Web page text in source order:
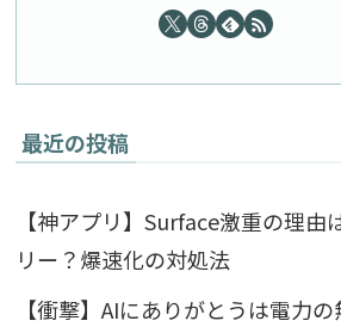
最近の投稿
【神アプリ】Surface激重の理由
リー？爆速化の対処法
【衝撃】AIにありがとうは電力の